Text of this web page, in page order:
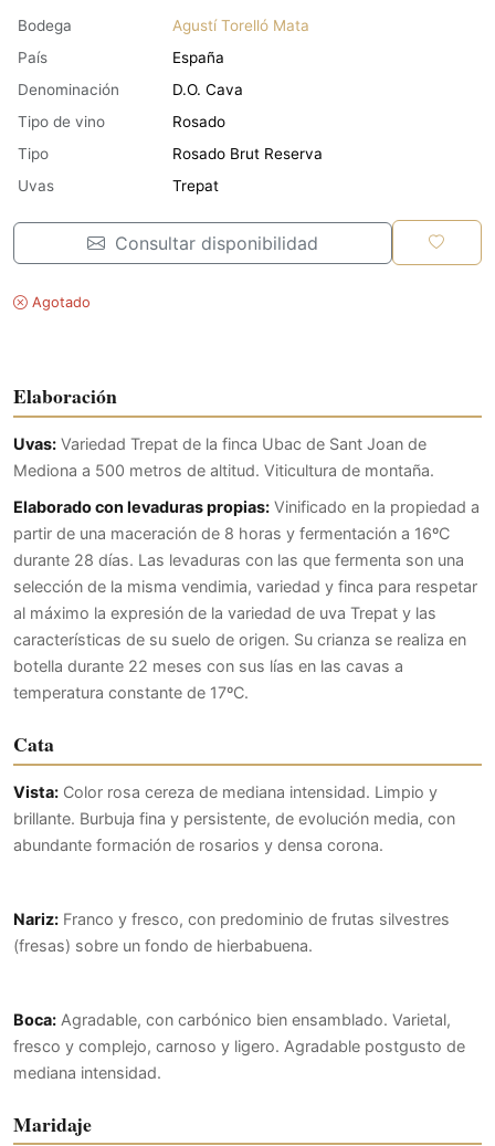
Bodega
Agustí Torelló Mata
País
España
Denominación
D.O. Cava
Tipo de vino
Rosado
Tipo
Rosado Brut Reserva
Uvas
Trepat
Consultar disponibilidad
Agotado
Elaboración
Uvas: Variedad Trepat de la finca Ubac de Sant Joan de
Mediona a 500 metros de altitud. Viticultura de montaña.
Elaborado con levaduras propias: Vinificado en la propiedad a
partir de una maceración de 8 horas y fermentación a 16ºC
durante 28 días. Las levaduras con las que fermenta son una
selección de la misma vendimia, variedad y finca para respetar
al máximo la expresión de la variedad de uva Trepat y las
características de su suelo de origen. Su crianza se realiza en
botella durante 22 meses con sus lías en las cavas a
temperatura constante de 17ºC.
Cata
Vista: Color rosa cereza de mediana intensidad. Limpio y
brillante. Burbuja fina y persistente, de evolución media, con
abundante formación de rosarios y densa corona.
Nariz: Franco y fresco, con predominio de frutas silvestres
(fresas) sobre un fondo de hierbabuena.
Boca: Agradable, con carbónico bien ensamblado. Varietal,
fresco y complejo, carnoso y ligero. Agradable postgusto de
mediana intensidad.
Maridaje